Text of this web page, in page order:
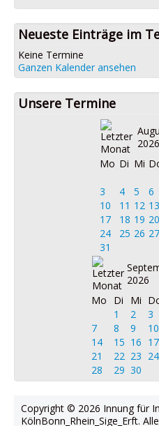
Neueste Einträge im
Keine Termine
Ganzen Kalender ansehen
Unsere Termine
2026
Mo Di Mi
3
4 5 6
10
11 12 13
17
18 19 20
24
25 26 27
31
2026
Mo
Di Mi
1
2 3
7
8 9 10
14
15 16 17
21
22 23 24
28
29 30
Copyright © 2026 Innung für
KölnBonn_Rhein_Sige_Erft.